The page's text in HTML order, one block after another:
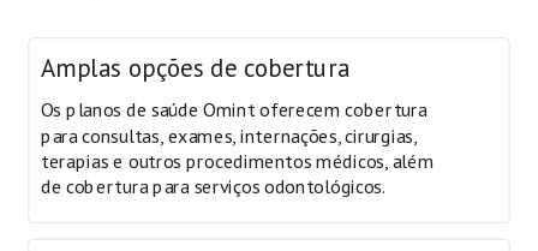
Amplas opções de cobertura
Os planos de saúde Omint oferecem cobertura
para consultas, exames, internações, cirurgias,
terapias e outros procedimentos médicos, além
de cobertura para serviços odontológicos.